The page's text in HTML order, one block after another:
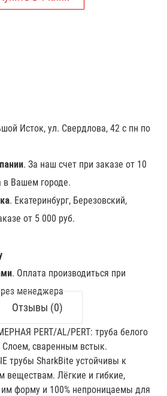
Исток, ул. Свердлова, 42 с пн по
. За наш счет при заказе от 10
в Вашем городе.
. Екатеринбург, Березовский,
от 5 000 руб.
. Оплата производиться при
менеджера
Отзывы (0)
PERT/AL/PERT: труба белого
сваренным встык.
SharkBite устойчивы к
веществам. Лёгкие и гибкие,
форму и 100% непроницаемы для